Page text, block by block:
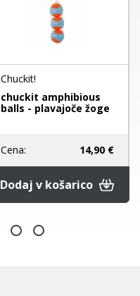
Chuckit!
chuckit amphibious
balls - plavajoče žoge
Cena: 14,90 €
Dodaj v košarico